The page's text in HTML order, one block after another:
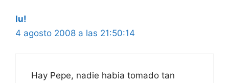
lu!
4 agosto 2008 a las 21:50:14
Hay Pepe, nadie habia tomado tan